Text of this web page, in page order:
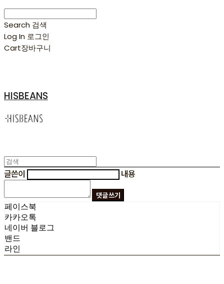
Search 검색
Log In 로그인
Cart장바구니
HISBEANS
글쓴이 내용
댓글 쓰기
페이스북
카카오톡
네이버 블로그
밴드
라인